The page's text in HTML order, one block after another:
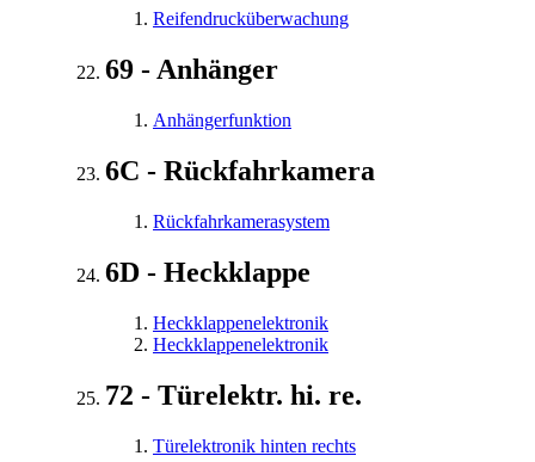
Reifendrucküberwachung
69 - Anhänger
Anhängerfunktion
6C - Rückfahrkamera
Rückfahrkamerasystem
6D - Heckklappe
Heckklappenelektronik
Heckklappenelektronik
72 - Türelektr. hi. re.
Türelektronik hinten rechts